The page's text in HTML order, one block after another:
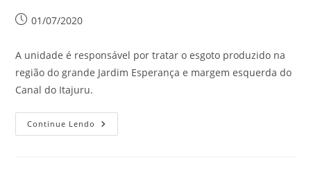
01/07/2020
A unidade é responsável por tratar o esgoto produzido na
região do grande Jardim Esperança e margem esquerda do
Canal do Itajuru.
Continue Lendo